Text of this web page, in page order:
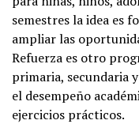
semestres la idea es
ampliar las
Refuerza es otro
primaria, secundaria
el desempeño
ejercicios prácticos.